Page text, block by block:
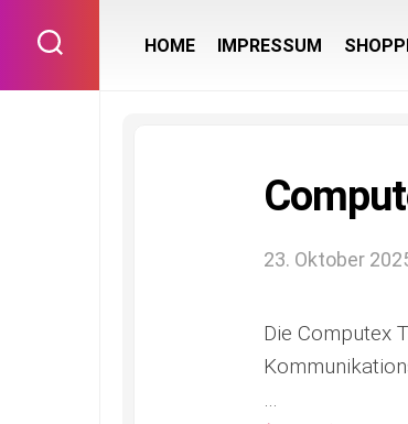
content
HOME IMPRESSUM
23. Oktober
Die Computex
…